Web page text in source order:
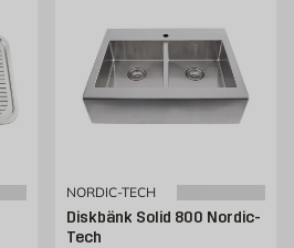
NORDIC-TECH
Diskbänk Solid 800 Nordic-
Tech